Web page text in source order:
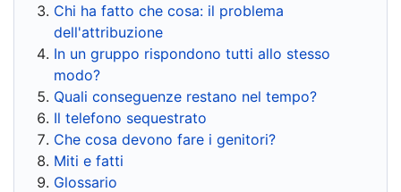
Chi ha fatto che cosa: il problema
dell'attribuzione
In un gruppo rispondono tutti allo stesso
modo?
Quali conseguenze restano nel tempo?
Il telefono sequestrato
Che cosa devono fare i genitori?
Miti e fatti
Glossario